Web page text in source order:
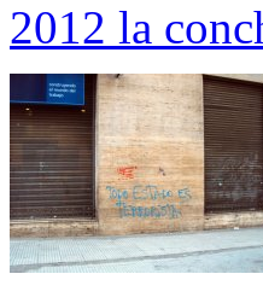
2012 la